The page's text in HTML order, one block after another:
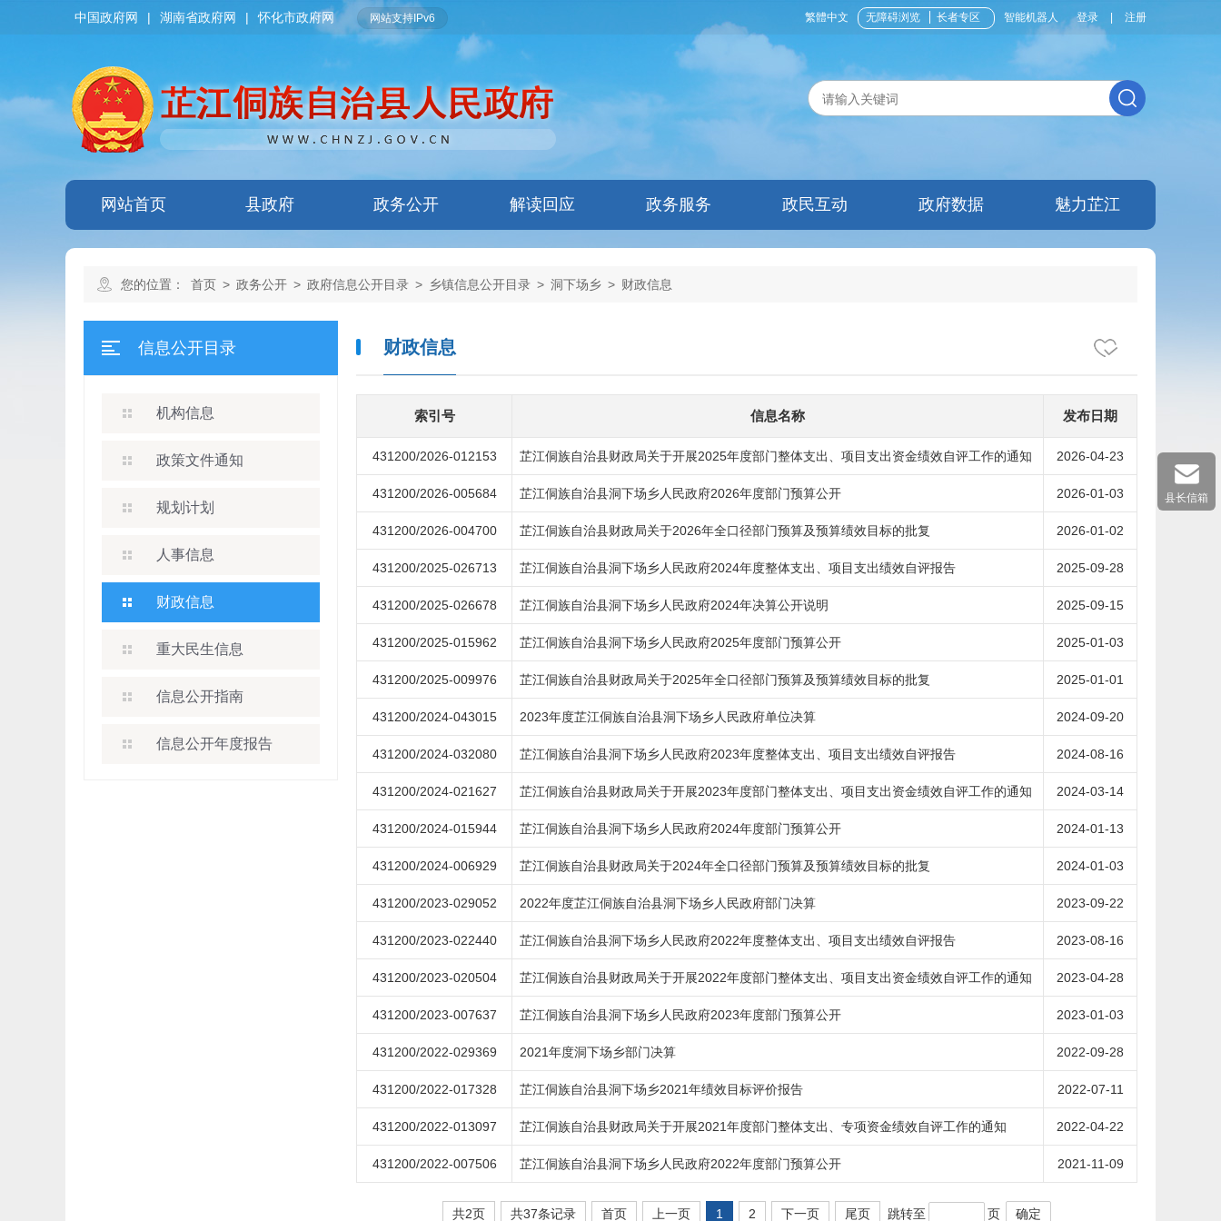
繁體中文 无障碍浏览 长者专区 智能机器人 登录 注册
中国政府网 | 湖南省政府网 | 怀化市政府网 网站支持IPv6
网站首页 县政府 政务公开 解读回应 政务服务 政民互动 政府数据 魅力芷江
您的位置： 首页 > 政务公开 > 政府信息公开目录 > 乡镇信息公开目录 > 洞下场乡 > 财政信息
信息公开目录
机构信息
政策文件通知
规划计划
人事信息
财政信息
重大民生信息
信息公开指南
信息公开年度报告
财政信息
索引号 信息名称 发布日期
431200/2026-012153 芷江侗族自治县财政局关于开展2025年度部门整体支出、项目支出资金绩效自评工作的通知 2026-04-23
431200/2026-005684 芷江侗族自治县洞下场乡人民政府2026年度部门预算公开 2026-01-03
431200/2026-004700 芷江侗族自治县财政局关于2026年全口径部门预算及预算绩效目标的批复 2026-01-02
431200/2025-026713 芷江侗族自治县洞下场乡人民政府2024年度整体支出、项目支出绩效自评报告 2025-09-28
431200/2025-026678 芷江侗族自治县洞下场乡人民政府2024年决算公开说明 2025-09-15
431200/2025-015962 芷江侗族自治县洞下场乡人民政府2025年度部门预算公开 2025-01-03
431200/2025-009976 芷江侗族自治县财政局关于2025年全口径部门预算及预算绩效目标的批复 2025-01-01
431200/2024-043015 2023年度芷江侗族自治县洞下场乡人民政府单位决算 2024-09-20
431200/2024-032080 芷江侗族自治县洞下场乡人民政府2023年度整体支出、项目支出绩效自评报告 2024-08-16
431200/2024-021627 芷江侗族自治县财政局关于开展2023年度部门整体支出、项目支出资金绩效自评工作的通知 2024-03-14
431200/2024-015944 芷江侗族自治县洞下场乡人民政府2024年度部门预算公开 2024-01-13
431200/2024-006929 芷江侗族自治县财政局关于2024年全口径部门预算及预算绩效目标的批复 2024-01-03
431200/2023-029052 2022年度芷江侗族自治县洞下场乡人民政府部门决算 2023-09-22
431200/2023-022440 芷江侗族自治县洞下场乡人民政府2022年度整体支出、项目支出绩效自评报告 2023-08-16
431200/2023-020504 芷江侗族自治县财政局关于开展2022年度部门整体支出、项目支出资金绩效自评工作的通知 2023-04-28
431200/2023-007637 芷江侗族自治县洞下场乡人民政府2023年度部门预算公开 2023-01-03
431200/2022-029369 2021年度洞下场乡部门决算 2022-09-28
431200/2022-017328 芷江侗族自治县洞下场乡2021年绩效目标评价报告 2022-07-11
431200/2022-013097 芷江侗族自治县财政局关于开展2021年度部门整体支出、专项资金绩效自评工作的通知 2022-04-22
431200/2022-007506 芷江侗族自治县洞下场乡人民政府2022年度部门预算公开 2021-11-09
共2页 共37条记录 首页 上一页 1 2 下一页 尾页 跳转至 页 确定
县长信箱